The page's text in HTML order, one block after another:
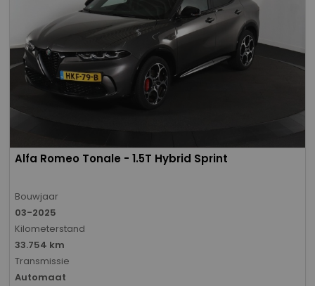
Alfa Romeo Tonale - 1.5T Hybrid Sprint
Bouwjaar
03-2025
Kilometerstand
33.754 km
Transmissie
Automaat